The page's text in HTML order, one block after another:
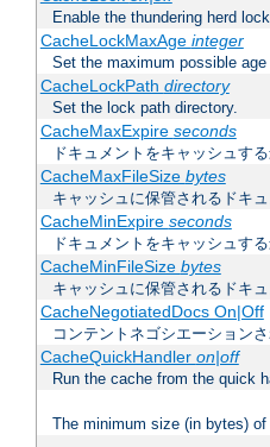
Enable the thundering herd
CacheLockMaxAge integer
Set the maximum possible
CacheLockPath directory
Set the lock path directory.
CacheMaxExpire seconds
ドキュメントをキャッシュす
CacheMaxFileSize bytes
キャッシュに保管されるドキ
CacheMinExpire seconds
ドキュメントをキャッシュす
CacheMinFileSize bytes
キャッシュに保管されるドキ
CacheNegotiatedDocs On|Off
コンテントネゴシエーション
CacheQuickHandler on|off
Run the cache from the quick
The minimum size (in bytes)